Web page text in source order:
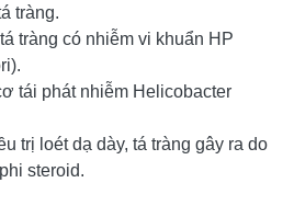
tràng.
tràng có nhiễm vi khuẩn HP
tái phát nhiễm Helicobacter
trị loét dạ dày, tá tràng gây ra do
steroid.